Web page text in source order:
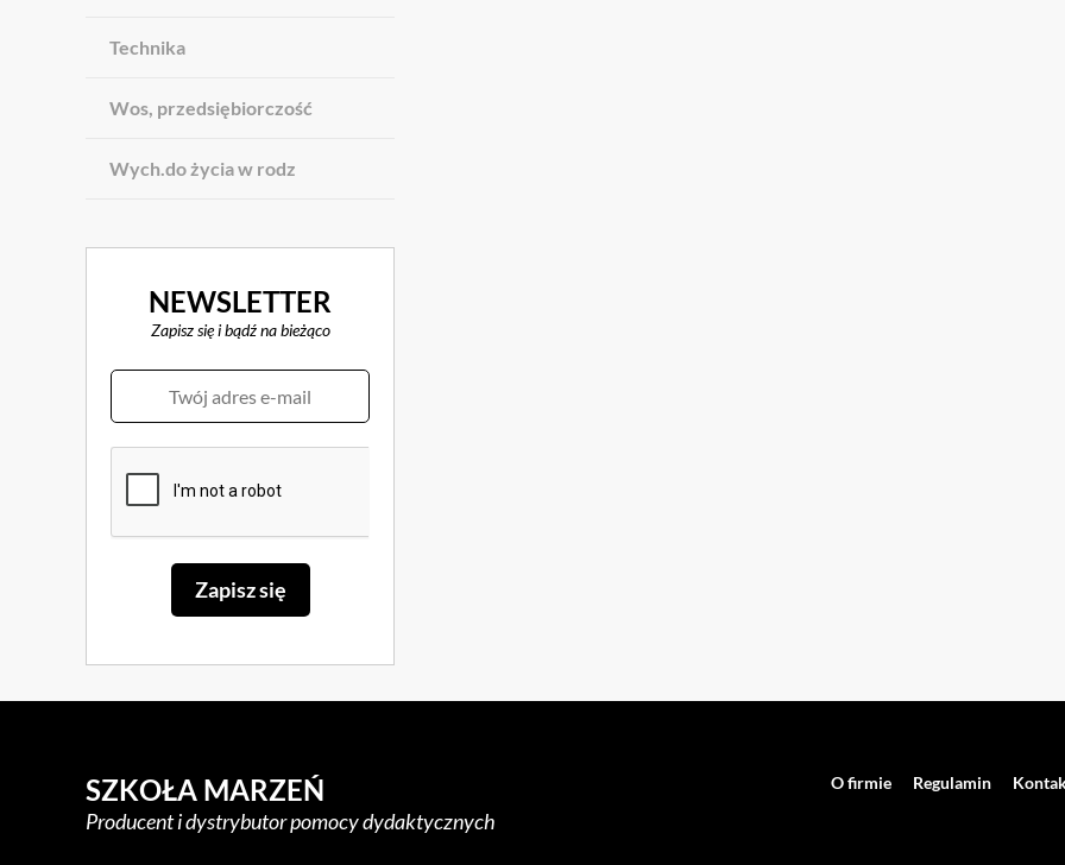
Technika
Wos, przedsiębiorczość
Wych.do życia w rodz
NEWSLETTER
Zapisz się i bądź na bieżąco
SZKOŁA MARZEŃ
Producent i dystrybutor pomocy dydaktycznych
O firmie Regulamin